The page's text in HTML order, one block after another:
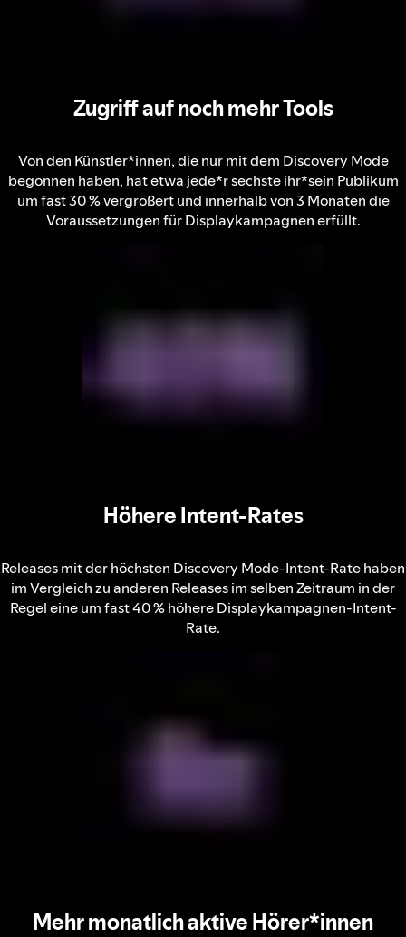
Zugriff auf noch mehr Tools
Von den Künstler*innen, die nur mit dem Discovery Mode
begonnen haben, hat etwa jede*r sechste ihr*sein Publikum
um fast 30 % vergrößert und innerhalb von 3 Monaten die
Voraussetzungen für Displaykampagnen erfüllt.
Höhere Intent-Rates
Releases mit der höchsten Discovery Mode-Intent-Rate haben
im Vergleich zu anderen Releases im selben Zeitraum in der
Regel eine um fast 40 % höhere Displaykampagnen-Intent-
Rate.
Mehr monatlich aktive Hörer*innen